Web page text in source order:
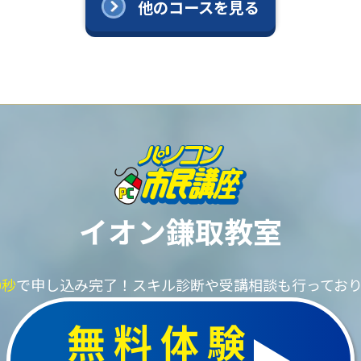
他のコースを見る
イオン鎌取教室
で申し込み完了！ スキル診断や受講相談も行ってお
無料体験